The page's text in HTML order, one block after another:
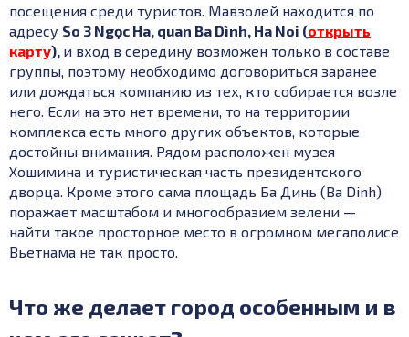
посещения среди туристов. Мавзолей находится по
адресу So 3 Ngọc Ha, quan Ba Dình, Ha Noi (открыть
карту), и вход в середину возможен только в составе
группы, поэтому необходимо договориться заранее
или дождаться компанию из тех, кто собирается возле
него. Если на это нет времени, то на территории
комплекса есть много других объектов, которые
достойны внимания. Рядом расположен музея
Хошимина и туристическая часть президентского
дворца. Кроме этого сама площадь Ба Динь (Ba Dinh)
поражает масштабом и многообразием зелени —
найти такое просторное место в огромном мегаполисе
Вьетнама не так просто.
Что же делает город особенным и в